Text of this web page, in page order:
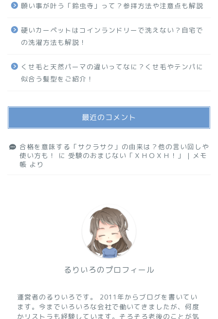
願い事が叶う「鈴虫寺」って？参拝方法や注意点も解説
硬いカーペットはコインランドリーで洗えない？自宅で
の洗濯方法も解説！
くせ毛と天然パーマの違いってなに？くせ毛やテンパに
似合う髪型をご紹介！
最近のコメント
合格を意味する「サクラサク」の由来は？他の言い回しや
使い方も！
に 受験のおまじない「ＸＨＯＸＨ！」 | メモ
帳 より
るりいろのプロフィール
運営者のるりいろです。 2011年からブログを書いてい
ます。今までいろいろな会社で働いてきましたが、何度
かリストラも経験しています。そろそろ老後のことが気